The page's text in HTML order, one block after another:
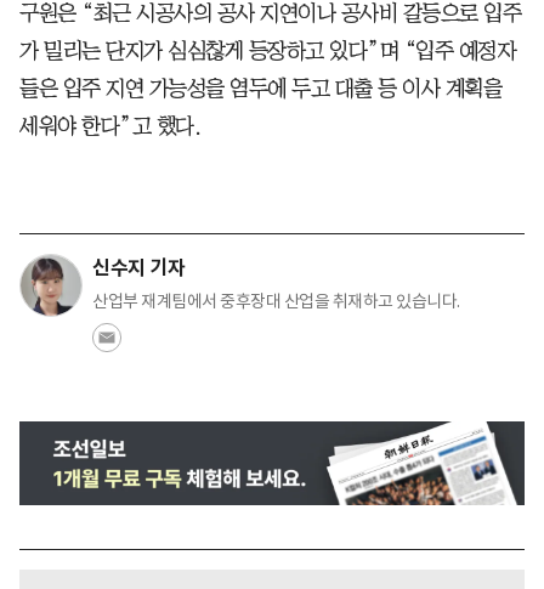
구원은 “최근 시공사의 공사 지연이나 공사비 갈등으로 입주
가 밀리는 단지가 심심찮게 등장하고 있다”며 “입주 예정자
들은 입주 지연 가능성을 염두에 두고 대출 등 이사 계획을
세워야 한다”고 했다.
신수지 기자
산업부 재계팀에서 중후장대 산업을 취재하고 있습니다.